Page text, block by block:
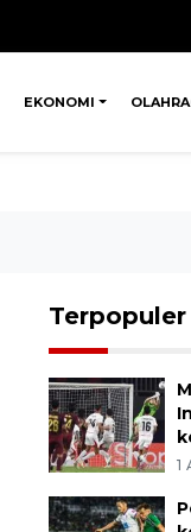
EKONOMI
Terpopuler
1